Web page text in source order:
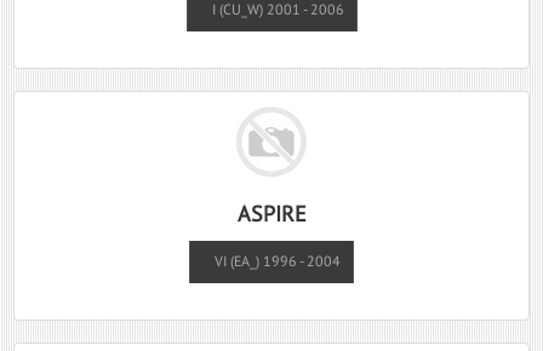
I (CU_W) 2001 - 2006
ASPIRE
VI (EA_) 1996 - 2004